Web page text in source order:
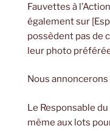
Fauvettes à
également sur
possèdent pas de
leur photo
Nous
Le Responsable
même aux lots